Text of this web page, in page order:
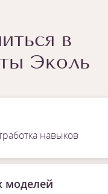
в
Эколь
навыков
моделей